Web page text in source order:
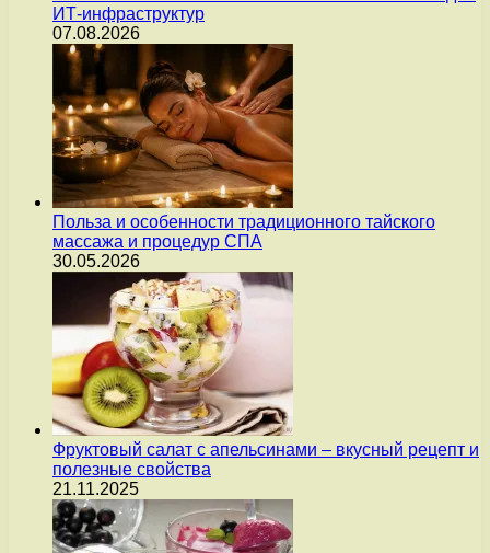
ИТ-инфраструктур
07.08.2026
Польза и особенности традиционного тайского
массажа и процедур СПА
30.05.2026
Фруктовый салат с апельсинами – вкусный рецепт и
полезные свойства
21.11.2025